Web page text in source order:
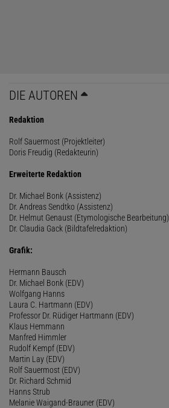
DIE AUTOREN
Redaktion
Rolf Sauermost (Projektleiter)
Doris Freudig (Redakteurin)
Erweiterte Redaktion
Dr. Michael Bonk (Assistenz)
Dr. Andreas Sendtko (Assistenz)
Dr. Helmut Genaust (Etymologische Bearbeitung)
Dr. Claudia Gack (Bildtafelredaktion)
Grafik:
Hermann Bausch
Dr. Michael Bonk (EDV)
Wolfgang Hanns
Laura C. Hartmann (EDV)
Professor Dr. Rüdiger Hartmann (EDV)
Klaus Hemmann
Manfred Himmler
Rudolf Kempf (EDV)
Martin Lay (EDV)
Rolf Sauermost (EDV)
Dr. Richard Schmid
Hanns Strub
Melanie Waigand-Brauner (EDV)